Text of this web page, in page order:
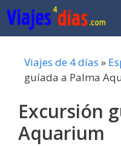
Saltar
al
contenido
Viajes de 4 días »
guíada a Palma
Excursión
Aquarium